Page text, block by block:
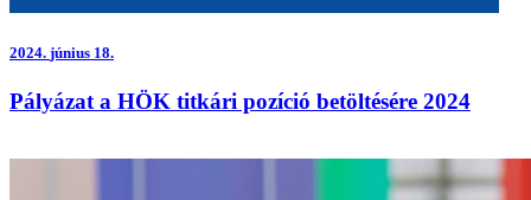
2024. június 18.
Pályázat a HÖK titkári pozíció betöltésére 2024